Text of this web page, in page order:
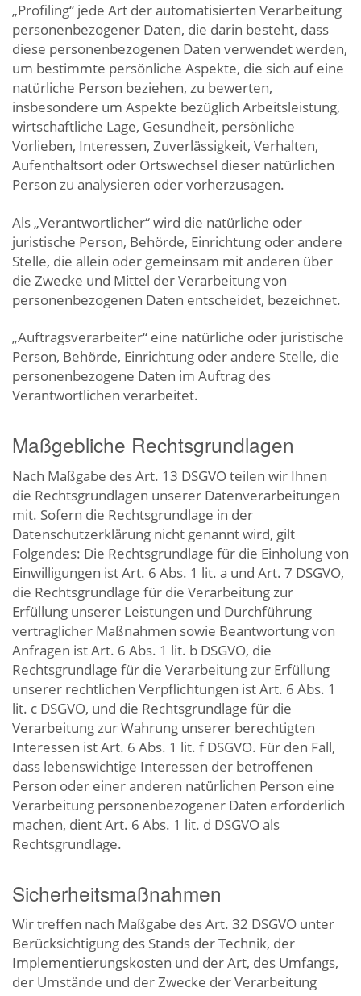
„Profiling“ jede Art der automatisierten Verarbeitung
personenbezogener Daten, die darin besteht, dass
diese personenbezogenen Daten verwendet werden,
um bestimmte persönliche Aspekte, die sich auf eine
natürliche Person beziehen, zu bewerten,
insbesondere um Aspekte bezüglich Arbeitsleistung,
wirtschaftliche Lage, Gesundheit, persönliche
Vorlieben, Interessen, Zuverlässigkeit, Verhalten,
Aufenthaltsort oder Ortswechsel dieser natürlichen
Person zu analysieren oder vorherzusagen.
Als „Verantwortlicher“ wird die natürliche oder
juristische Person, Behörde, Einrichtung oder andere
Stelle, die allein oder gemeinsam mit anderen über
die Zwecke und Mittel der Verarbeitung von
personenbezogenen Daten entscheidet, bezeichnet.
„Auftragsverarbeiter“ eine natürliche oder juristische
Person, Behörde, Einrichtung oder andere Stelle, die
personenbezogene Daten im Auftrag des
Verantwortlichen verarbeitet.
Maßgebliche Rechtsgrundlagen
Nach Maßgabe des Art. 13 DSGVO teilen wir Ihnen
die Rechtsgrundlagen unserer Datenverarbeitungen
mit. Sofern die Rechtsgrundlage in der
Datenschutzerklärung nicht genannt wird, gilt
Folgendes: Die Rechtsgrundlage für die Einholung von
Einwilligungen ist Art. 6 Abs. 1 lit. a und Art. 7 DSGVO,
die Rechtsgrundlage für die Verarbeitung zur
Erfüllung unserer Leistungen und Durchführung
vertraglicher Maßnahmen sowie Beantwortung von
Anfragen ist Art. 6 Abs. 1 lit. b DSGVO, die
Rechtsgrundlage für die Verarbeitung zur Erfüllung
unserer rechtlichen Verpflichtungen ist Art. 6 Abs. 1
lit. c DSGVO, und die Rechtsgrundlage für die
Verarbeitung zur Wahrung unserer berechtigten
Interessen ist Art. 6 Abs. 1 lit. f DSGVO. Für den Fall,
dass lebenswichtige Interessen der betroffenen
Person oder einer anderen natürlichen Person eine
Verarbeitung personenbezogener Daten erforderlich
machen, dient Art. 6 Abs. 1 lit. d DSGVO als
Rechtsgrundlage.
Sicherheitsmaßnahmen
Wir treffen nach Maßgabe des Art. 32 DSGVO unter
Berücksichtigung des Stands der Technik, der
Implementierungskosten und der Art, des Umfangs,
der Umstände und der Zwecke der Verarbeitung